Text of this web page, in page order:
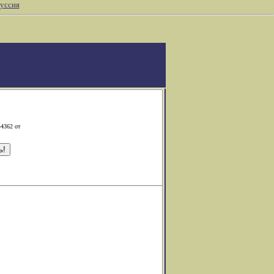
от